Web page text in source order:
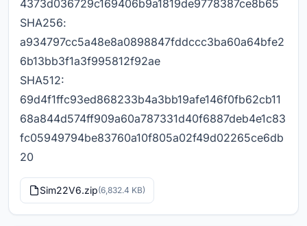
4373d036729c169406b9a1819de9778387ce8b65
SHA256:
a934797cc5a48e8a0898847fddccc3ba60a64bfe2
6b13bb3f1a3f995812f92ae
SHA512:
69d4f1ffc93ed868233b4a3bb19afe146f0fb62cb11
68a844d574ff909a60a787331d40f6887deb4e1c83
fc05949794be83760a10f805a02f49d02265ce6db
20
Sim22V6.zip(6,832.4 KB)